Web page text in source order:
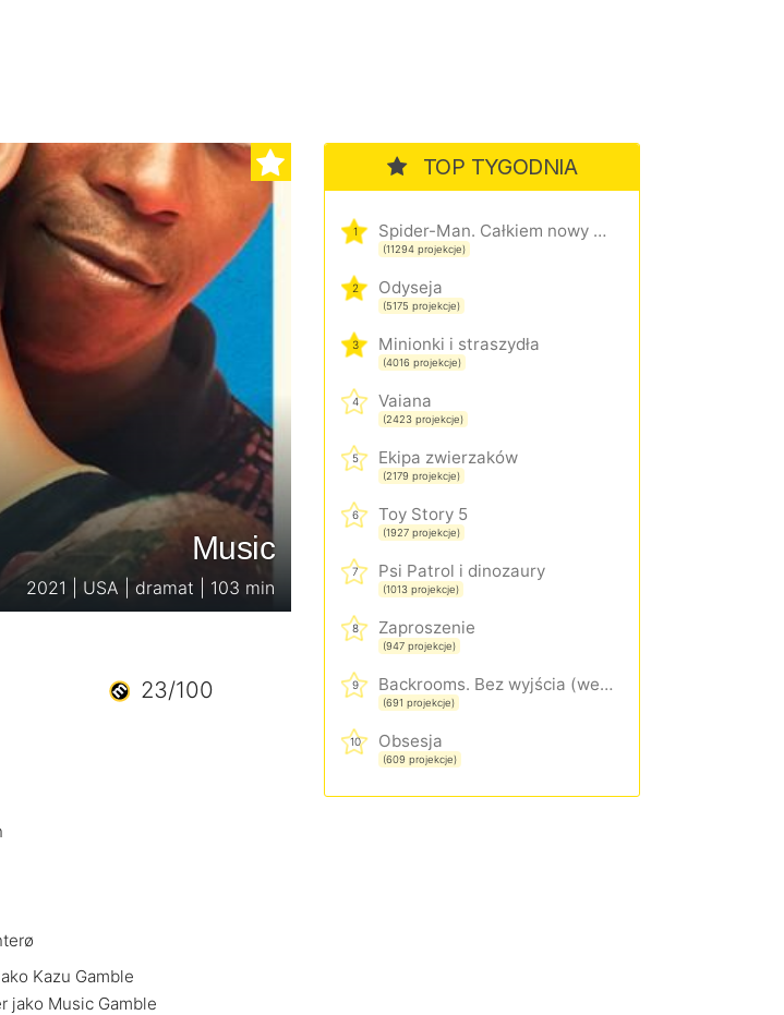
Music
2021 | USA | dramat | 103 min
23/100
Kazu Gamble
jako Music Gamble
TOP TYGODNIA
1 Spider-Man. Całkiem nowy dzień
(11294 projekcje)
2 Odyseja
(5175 projekcje)
3 Minionki i straszydła
(4016 projekcje)
4 Vaiana
(2423 projekcje)
5 Ekipa zwierzaków
(2179 projekcje)
6 Toy Story 5
(1927 projekcje)
7 Psi Patrol i dinozaury
(1013 projekcje)
8 Zaproszenie
(947 projekcje)
9 Backrooms. Bez wyjścia (wersja rozszerzona)
(691 projekcje)
10 Obsesja
(609 projekcje)